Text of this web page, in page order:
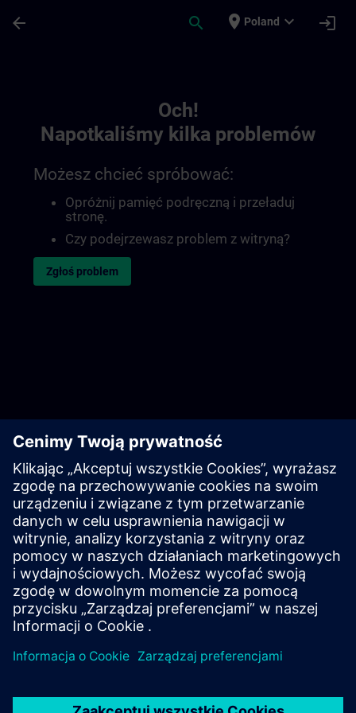
arrow_back search place Poland expand_more login
Och!
Napotkaliśmy kilka problemów
Możesz chcieć spróbować:
Opróżnij pamięć podręczną i przeładuj
stronę.
Czy podejrzewasz problem z witryną?
Zgłoś problem